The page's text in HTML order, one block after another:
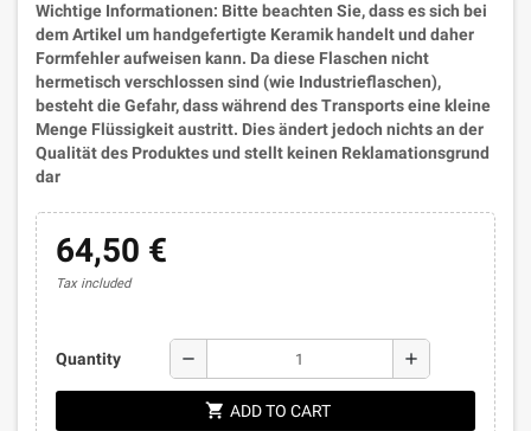
Wichtige Informationen: Bitte beachten Sie, dass es sich bei
dem Artikel um handgefertigte Keramik handelt und daher
Formfehler aufweisen kann. Da diese Flaschen nicht
hermetisch verschlossen sind (wie Industrieflaschen),
besteht die Gefahr, dass während des Transports eine kleine
Menge Flüssigkeit austritt. Dies ändert jedoch nichts an der
Qualität des Produktes und stellt keinen Reklamationsgrund
dar
64,50 €
Tax included
Quantity remove add
shopping_cart ADD TO CART